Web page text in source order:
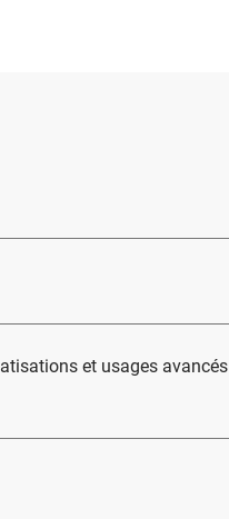
et usages avancés